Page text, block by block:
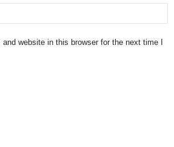
website in this browser for the next time I